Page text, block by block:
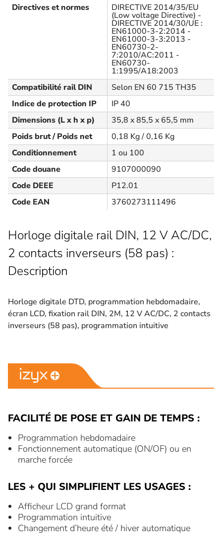
Directives et normes
DIRECTIVE 2014/35/EU
(Low voltage Directive) -
DIRECTIVE 2014/30/UE :
EN61000-3-2:2014 -
EN61000-3-3:2013 -
EN60730-2-
7:2010/AC:2011 -
EN60730-
1:1995/A18:2003
Compatibilité rail DIN
Selon EN 60 715 TH35
Indice de protection IP
IP 40
Dimensions (L x h x p)
35,8 x 85,5 x 65,5 mm
Poids brut / Poids net
0,18 Kg / 0,16 Kg
Conditionnement
1 ou 100
Code douane
9107000090
Code DEEE
P12.01
Code EAN
3760273111496
Horloge digitale rail DIN, 12 V AC/DC,
2 contacts inverseurs (58 pas) :
Description
Horloge digitale DTD, programmation hebdomadaire,
écran LCD, fixation rail DIN, 2M, 12 V AC/DC, 2 contacts
inverseurs (58 pas), programmation intuitive
FACILITÉ DE POSE ET GAIN DE TEMPS :
Programmation hebdomadaire
Fonctionnement automatique (ON/OF) ou en
marche forcée
LES + QUI SIMPLIFIENT LES USAGES :
Afficheur LCD grand format
Programmation intuitive
Changement d’heure été / hiver automatique